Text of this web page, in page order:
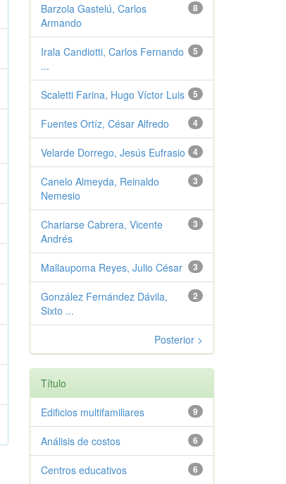
8
Barzola Gastelú, Carlos
Armando
5
Irala Candiotti, Carlos Fernando
...
5
Scaletti Farina, Hugo Víctor Luis
4
Fuentes Ortíz, César Alfredo
4
Velarde Dorrego, Jesús Eufrasio
3
Canelo Almeyda, Reinaldo
Nemesio
3
Chariarse Cabrera, Vicente
Andrés
3
Mallaupoma Reyes, Julio César
2
González Fernández Dávila,
Sixto ...
Posterior >
Título
9
Edificios multifamiliares
6
Análisis de costos
6
Centros educativos